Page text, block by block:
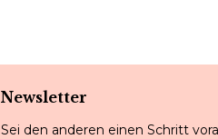
Newsletter
Sei den anderen einen Schritt